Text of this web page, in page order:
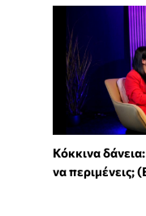
Κόκκινα
να περιμένεις;